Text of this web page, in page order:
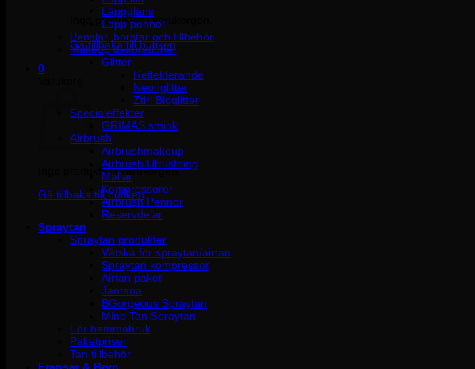
Inga produkter i varukorgen.
Gå tillbaka till butiken
0
Inga produkter i varukorgen.
Gå tillbaka till butiken
Läppglans
Läpp pennor
Penslar, borstar och tillbehör
Makeup dekorationer
Glitter
Reflekterande
Neonglitter
Ztirl Bioglitter
Specialeffekter
GRIMAS smink
Airbrush
Airbrushmakeup
Airbrush Utrustning
Mallar
Kompressorer
Airbrush Pennor
Reservdelar
Spraytan
Spraytan produkter
Vätska för spraytan/airtan
Spraytan kompressor
Airtan paket
Jantana
BGorgeous Spraytan
Mine Tan Spraytan
För hemmabruk
Paketpriser
Tan tillbehör
Fransar & Bryn